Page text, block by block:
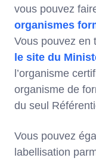
vous pouvez
organismes
Vous pouvez en
le site du
l’organisme
organisme de
du seul
Vous pouvez
labellisation